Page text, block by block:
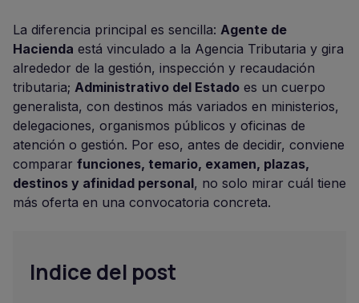
La diferencia principal es sencilla: Agente de
Hacienda está vinculado a la Agencia Tributaria y gira
alrededor de la gestión, inspección y recaudación
tributaria; Administrativo del Estado es un cuerpo
generalista, con destinos más variados en ministerios,
delegaciones, organismos públicos y oficinas de
atención o gestión. Por eso, antes de decidir, conviene
comparar funciones, temario, examen, plazas,
destinos y afinidad personal, no solo mirar cuál tiene
más oferta en una convocatoria concreta.
Indice del post